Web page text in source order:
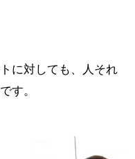
に対しても、人それ
す。